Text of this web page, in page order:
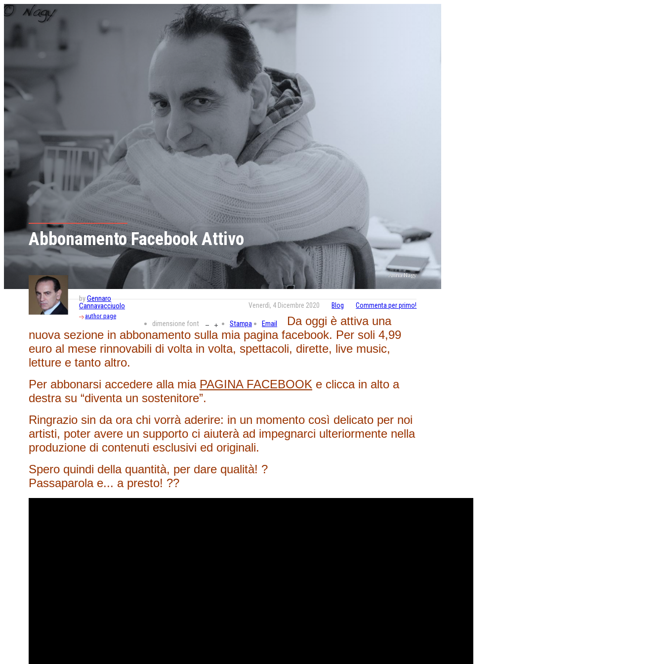
Anna Nagy
Abbonamento Facebook Attivo
byGennaro
Cannavacciuolo
author page
Commenta per primo!
Blog
Venerdì, 4 Dicembre 2020
dimensione font Stampa Email
Da oggi è attiva una
nuova sezione in abbonamento sulla mia pagina facebook. Per soli 4,99
euro al mese rinnovabili di volta in volta, spettacoli, dirette, live music,
letture e tanto altro.
Per abbonarsi accedere alla mia PAGINA FACEBOOK e clicca in alto a
destra su “diventa un sostenitore”.
Ringrazio sin da ora chi vorrà aderire: in un momento così delicato per noi
artisti, poter avere un supporto ci aiuterà ad impegnarci ulteriormente nella
produzione di contenuti esclusivi ed originali.
Spero quindi della quantità, per dare qualità! ?
Passaparola e... a presto! ??